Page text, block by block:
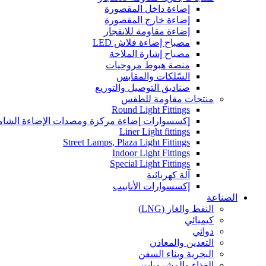
إضاءة داخل المقصورة
إضاءة خارج المقصورة
إضاءة مقاومة للانفجار
مصباح إضاءة فلاش LED
مصباح إشارة الملاحة
منصة هبوط مروحيات
السّلكات والمقابس
صناديق التوصيل والتوزيع
منتجات مقاومة للطقس
Round Light Fittings
إكسسوارات إضاءة مركزة ومصدات الإضاءة
Liner Light fittings
Street Lamps, Plaza Light Fittings
Indoor Light Fittings
Special Light Fittings
آلة كهربائية
إكسسوارات الأنابيب
الصناعة
النفط والغاز (LNG)
كيميائي
دوائي
التعدين والمعادن
البحرية وبناء السفن